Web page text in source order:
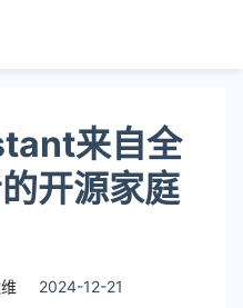
来自全
开源家庭
2024-12-21